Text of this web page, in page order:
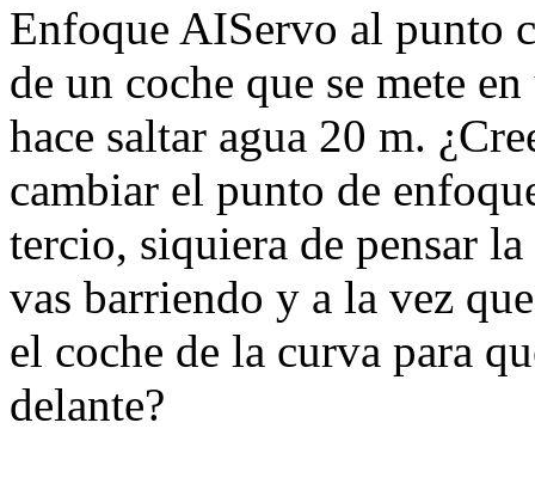
Enfoque AIServo al punto
de un coche que se mete
hace saltar agua 20 m.
cambiar el punto de
tercio, siquiera de pensar
vas barriendo y a la vez
el coche de la curva para
delante?